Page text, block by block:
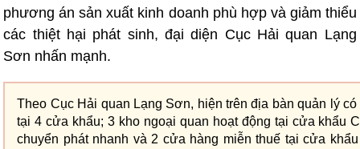
phương án sản xuất kinh doanh phù hợp và giảm thiểu
các thiệt hại phát sinh, đại diện Cục Hải quan Lạng
Sơn nhấn mạnh.
Theo Cục Hải quan Lạng Sơn, hiện trên địa bàn quản lý
tại 4 cửa khẩu; 3 kho ngoại quan hoạt động tại cửa khẩu
chuyển phát nhanh và 2 cửa hàng miễn thuế tại cửa